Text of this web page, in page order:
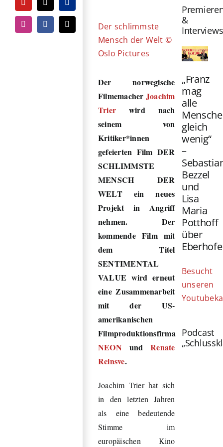
YouTubeTiktokPayPal
InstagramFacebook
E-
Mail
Der schlimmste
Mensch der Welt ©
Oslo Pictures
Der norwegische
Filmemacher Joachim
Trier wird nach
seinem von
Kritiker*innen
gefeierten Film DER
SCHLIMMSTE
MENSCH DER
WELT ein neues
Projekt in Angriff
nehmen. Der
kommende Film mit
dem Titel
SENTIMENTAL
VALUE wird erneut
eine Zusammenarbeit
mit der US-
amerikanischen
Filmproduktionsfirma
NEON undRenate
Reinsve.
Joachim Trier hat sich
in den letzten Jahren
als eine bedeutende
Stimme im
europäischen Kino
&
Interviews
„Franz
mag
alle
gleich
wenig“
–
Bezzel
und
Lisa
Maria
Potthoff
über
Besucht
unseren
Podcast